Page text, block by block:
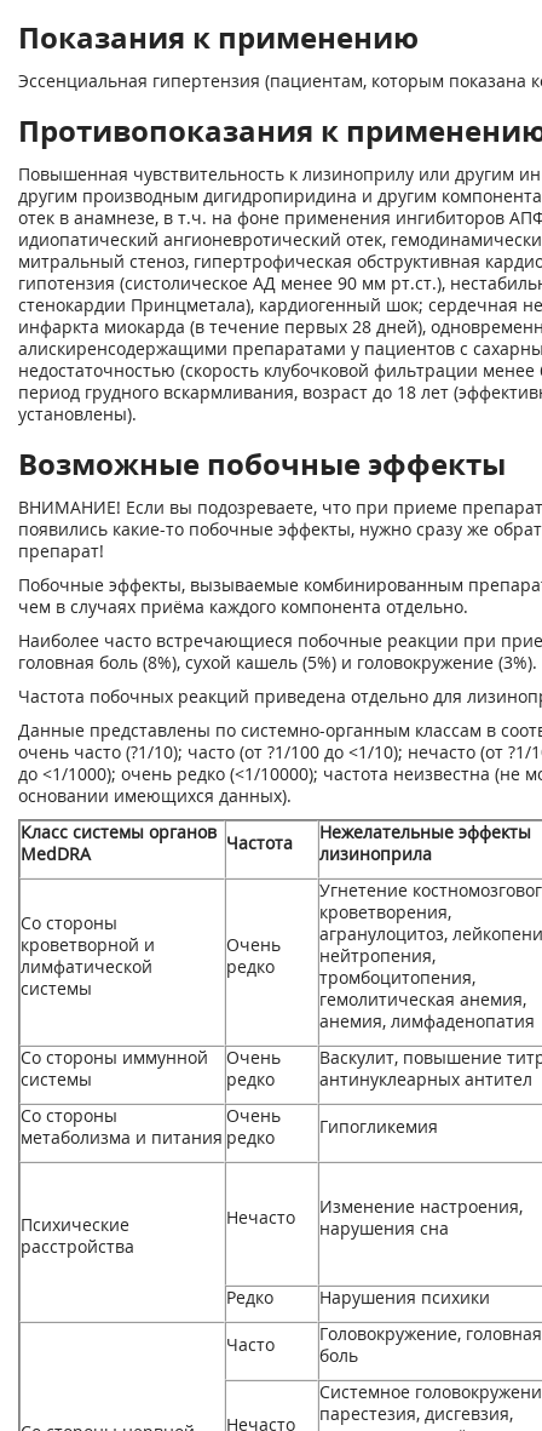
Показания к применению
Эссенциальная гипертензия (пациентам, которым показана
Противопоказания к
Повышенная чувствительность к лизиноприлу или другим
другим производным дигидропиридина и другим
отек в анамнезе, в т.ч. на фоне применения ингибиторов
идиопатический ангионевротический отек,
митральный стеноз, гипертрофическая обструктивная
гипотензия (систолическое АД менее 90 мм рт.ст.),
стенокардии Принцметала), кардиогенный шок; сердечная
инфаркта миокарда (в течение первых 28 дней),
алискиренсодержащими препаратами у пациентов с
недостаточностью (скорость клубочковой фильтрации
период грудного вскармливания, возраст до 18 лет
установлены).
Возможные побочные эффекты
ВНИМАНИЕ! Если вы подозреваете, что при приеме
появились какие-то побочные эффекты, нужно сразу же
препарат!
Побочные эффекты, вызываемые комбинированным
чем в случаях приёма каждого компонента отдельно.
Наиболее часто встречающиеся побочные реакции при
головная боль (8%), сухой кашель (5%) и головокружение (3%).
Частота побочных реакций приведена отдельно для
Данные представлены по системно-органным классам в
очень часто (?1/10); часто (от ?1/100 до <1/10); нечасто (от
до <1/1000); очень редко (<1/10000); частота неизвестна (не
основании имеющихся данных).
Класс системы органов
MedDRA
Частота
Нежелательные эффекты
лизиноприла
Со стороны
кроветворной и
лимфатической
системы
Очень
редко
Угнетение
кроветворения,
агранулоцитоз,
нейтропения,
тромбоцитопения,
гемолитическая анемия,
анемия, лимфаденопатия
Со стороны иммунной
системы
Очень
редко
Васкулит, повышение
антинуклеарных антител
Со стороны
метаболизма и питания
Очень
редко
Гипогликемия
Психические
расстройства
Нечасто
Изменение настроения,
нарушения сна
Редко Нарушения психики
Часто
Головокружение, головная
боль
Нечасто
Системное
парестезия, дисгевзия,